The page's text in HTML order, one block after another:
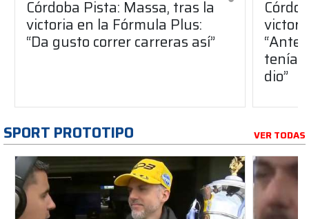
Córdoba Pista: Massa, tras la
victoria en la Fórmula Plus:
“Da gusto correr carreras así”
dio”
SPORT PROTOTIPO VER TODAS